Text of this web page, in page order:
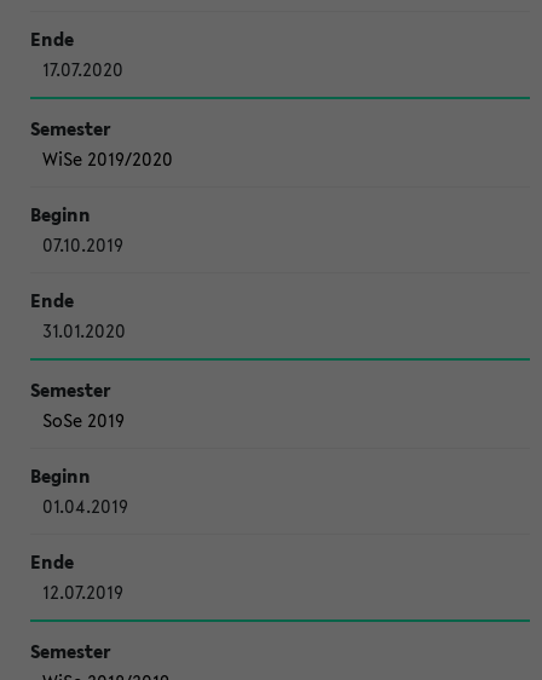
17.07.2020
WiSe 2019/2020
07.10.2019
31.01.2020
SoSe 2019
01.04.2019
12.07.2019